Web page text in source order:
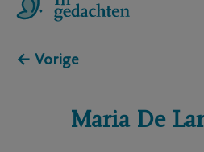
← Vorige
Maria De